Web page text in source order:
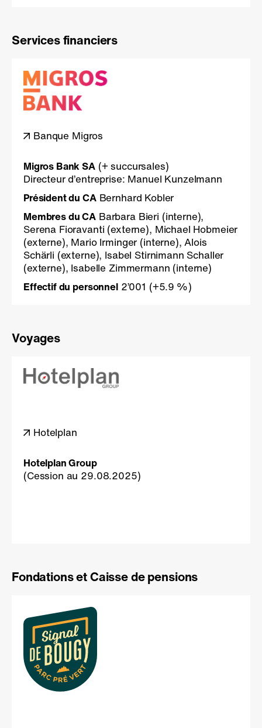
Services financiers
Banque Migros
Migros Bank SA(+ succursales)
Directeur d’entreprise: Manuel Kunzelmann
Président du CABernhard Kobler
Membres du CA Barbara Bieri (interne),
Serena Fioravanti (externe), Michael Hobmeier
(externe), Mario Irminger (interne), Alois
Schärli (externe), Isabel Stirnimann Schaller
(externe), Isabelle Zimmermann (interne)
Effectif du personnel2’001 (+5.9 %)
Voyages
Hotelplan
Hotelplan Group
(Cession au 29.08.2025)
Fondations et Caisse de pensions